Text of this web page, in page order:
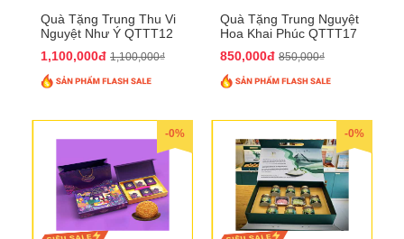
Quà Tặng Trung Thu Vi
Nguyệt Như Ý QTTT12
1,100,000đ 1,100,000₫
Quà Tặng Trung Nguyệt
Hoa Khai Phúc QTTT17
850,000đ 850,000₫
-0% -0%